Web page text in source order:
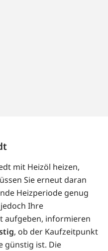
mit Heizöl heizen,
Sie erneut daran
Heizperiode genug
Ihre
aufgeben, informieren
, ob der Kaufzeitpunkt
günstig ist. Die